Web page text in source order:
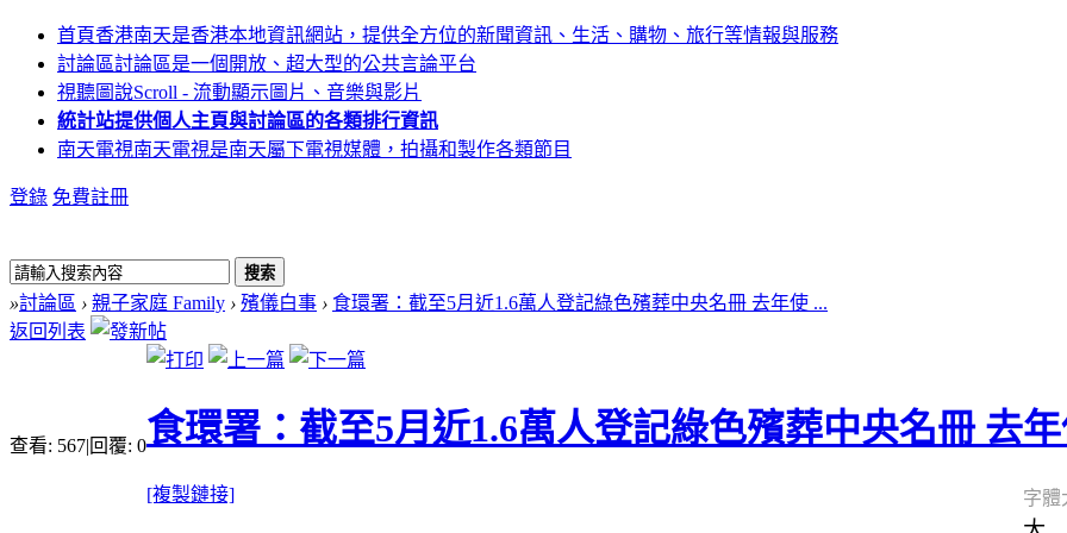
首頁香港南天是香港本地資訊網站，提供全方位的新聞資訊、生活、購物、旅行等情報與服務
討論區討論區是一個開放、超大型的公共言論平台
視聽圖說Scroll - 流動顯示圖片、音樂與影片
統計站提供個人主頁與討論區的各類排行資訊
南天電視南天電視是南天屬下電視媒體，拍攝和製作各類節目
登錄 免費註冊
搜索
»討論區 › 親子家庭 Family › 殯儀白事 › 食環署：截至5月近1.6萬人登記綠色殯葬中央名冊 去年使 ...
返回列表
查看: 567|回覆: 0食環署：截至5月近1.6萬人登記綠色殯葬中央名冊 去
[複製鏈接] 字體